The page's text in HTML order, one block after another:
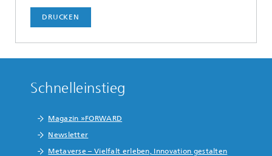
DRUCKEN
Schnelleinstieg
Magazin »FORWARD
Newsletter
Metaverse – Vielfalt erleben, Innovation gestalten